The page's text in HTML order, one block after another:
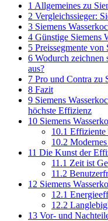
1 Allgemeines zu
2 Vergleichssieger:
3 Siemens
4 Günstige Siemens
5 Preissegmente von
6 Wodurch zeichnen
aus?
7 Pro und Contra zu
8 Fazit
9 Siemens
höchste Effizienz
10 Siemens
10.1 Effiziente
10.2
11 Die Kunst der
11.1 Zeit ist
11.2
12 Siemens
12.1
12.2
13 Vor- und